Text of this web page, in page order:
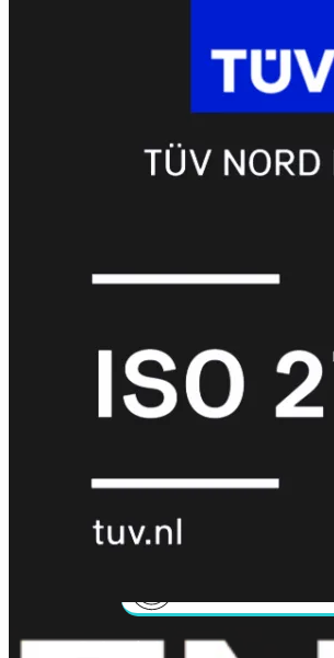
FortiMail
Workspace
FortiManager
FortiSandbox
Industrieel